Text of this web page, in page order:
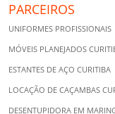
PARCEIROS
UNIFORMES PROFISSIONAIS
MÓVEIS PLANEJADOS
ESTANTES DE AÇO CURITIBA
LOCAÇÃO DE CAÇAMBAS
DESENTUPIDORA EM